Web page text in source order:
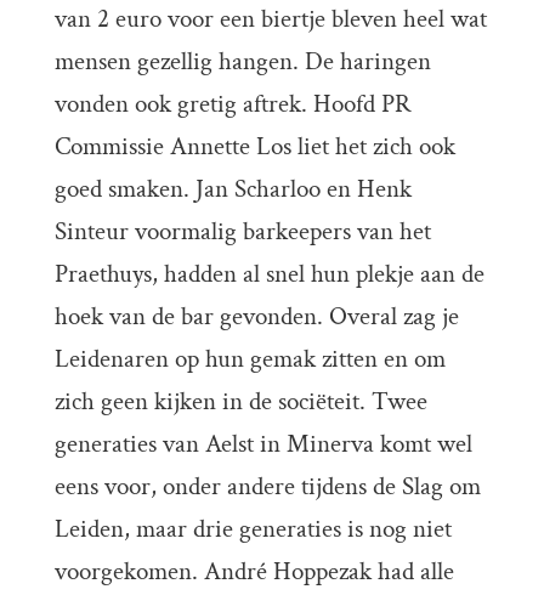
van 2 euro voor een biertje bleven heel wat
mensen gezellig hangen. De haringen
vonden ook gretig aftrek. Hoofd PR
Commissie Annette Los liet het zich ook
goed smaken. Jan Scharloo en Henk
Sinteur voormalig barkeepers van het
Praethuys, hadden al snel hun plekje aan de
hoek van de bar gevonden. Overal zag je
Leidenaren op hun gemak zitten en om
zich geen kijken in de sociëteit. Twee
generaties van Aelst in Minerva komt wel
eens voor, onder andere tijdensde Slag om
Leiden, maar drie generaties is nog niet
voorgekomen. André Hoppezakhad alle